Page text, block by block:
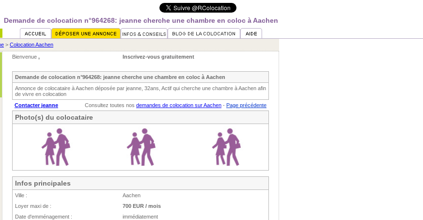
Demande de colocation n°964268: jeanne cherche une chambre en coloc à Aachen
> Colocation Aachen
Bienvenue , Inscrivez-vous gratuitement
Demande de colocation n°964268: jeanne cherche une chambre en coloc à Aachen
Annonce de colocataire à Aachen déposée par jeanne, 32ans, Actif qui cherche une chambre à Aachen afin
de vivre en colocation
Contacter jeanne
Consultez toutes nos demandes de colocation sur Aachen - Page précédente
Photo(s) du colocataire
Infos principales
Ville :
Aachen
Loyer maxi de :
700 EUR / mois
Date d'emménagement :
immédiatement